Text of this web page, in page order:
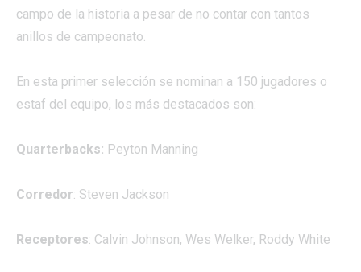
campo de la historia a pesar de no contar con tantos
anillos de campeonato.
En esta primer selección se nominan a 150 jugadores o
estaf del equipo, los más destacados son:
Quarterbacks: Peyton Manning
Corredor: Steven Jackson
Receptores: Calvin Johnson, Wes Welker, Roddy White